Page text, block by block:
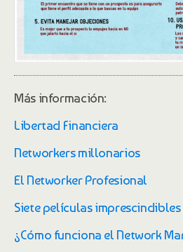
Más información:
Libertad Financiera
Networkers millonarios
El Networker Profesional
Siete películas
¿Cómo funciona el Network